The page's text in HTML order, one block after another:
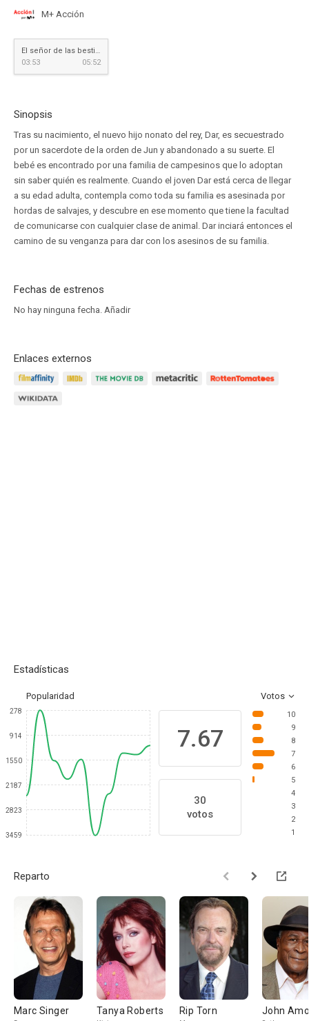
M+ Acción
El señor de las bestias
03:53
05:52
Sinopsis
Tras su nacimiento, el nuevo hijo nonato del rey, Dar, es secuestrado
por un sacerdote de la orden de Jun y abandonado a su suerte. El
bebé es encontrado por una familia de campesinos que lo adoptan
sin saber quién es realmente. Cuando el joven Dar está cerca de llegar
a su edad adulta, contempla como toda su familia es asesinada por
hordas de salvajes, y descubre en ese momento que tiene la facultad
de comunicarse con cualquier clase de animal. Dar inciará entonces el
camino de su venganza para dar con los asesinos de su familia.
Fechas de estrenos
No hay ninguna fecha. Añadir
Enlaces externos
Estadísticas
Popularidad Votos
278
914
1550
2187
2823
3459
7.67
30
votos
10
9
8
7
6
5
4
3
2
1
Reparto
Marc Singer Tanya Roberts Rip Torn John